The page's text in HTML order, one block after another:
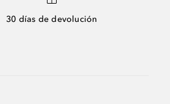
30 días de devolución